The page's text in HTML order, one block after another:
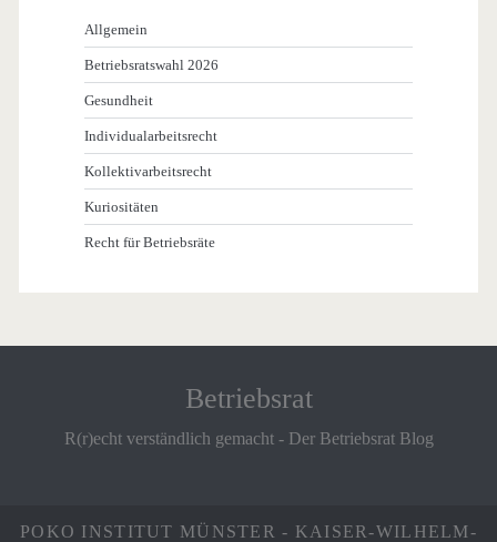
Allgemein
Betriebsratswahl 2026
Gesundheit
Individualarbeitsrecht
Kollektivarbeitsrecht
Kuriositäten
Recht für Betriebsräte
Betriebsrat
R(r)echt verständlich gemacht - Der Betriebsrat Blog
POKO INSTITUT MÜNSTER - KAISER-WILHELM-